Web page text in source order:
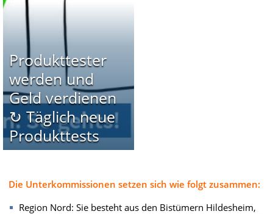
Produkttester
werden und
Geld verdienen
↻ Täglich neue
Produkttests
Die Unterkommissionen setzen sich wie folgt zusammen:
Region Nord: Sie besteht aus den Bistümern Hildesheim,